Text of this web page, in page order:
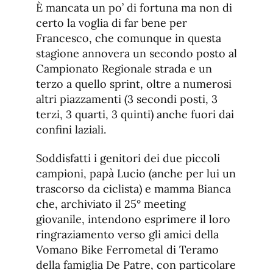
È mancata un po’ di fortuna ma non di
certo la voglia di far bene per
Francesco, che comunque in questa
stagione annovera un secondo posto al
Campionato Regionale strada e un
terzo a quello sprint, oltre a numerosi
altri piazzamenti (3 secondi posti, 3
terzi, 3 quarti, 3 quinti) anche fuori dai
confini laziali.
Soddisfatti i genitori dei due piccoli
campioni, papà Lucio (anche per lui un
trascorso da ciclista) e mamma Bianca
che, archiviato il 25° meeting
giovanile, intendono esprimere il loro
ringraziamento verso gli amici della
Vomano Bike Ferrometal di Teramo
della famiglia De Patre, con particolare